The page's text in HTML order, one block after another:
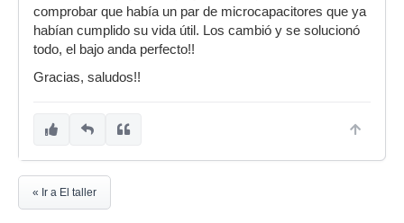
comprobar que había un par de microcapacitores que ya
habían cumplido su vida útil. Los cambió y se solucionó
todo, el bajo anda perfecto!!
Gracias, saludos!!
« Ir a El taller